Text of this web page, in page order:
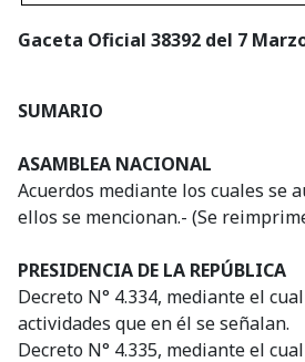
Gaceta Oficial 38392 del 7
SUMARIO
ASAMBLEA NACIONAL
Acuerdos mediante los cuales se
ellos se mencionan.- (Se
PRESIDENCIA DE LA REPÚBLICA
Decreto N° 4.334, mediante el
actividades que en él se señalan.
Decreto N° 4.335, mediante el